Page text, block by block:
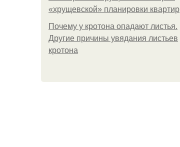
«хрущевской» планировки квартир
Почему у кротона опадают листья.
Другие причины увядания листьев
кротона